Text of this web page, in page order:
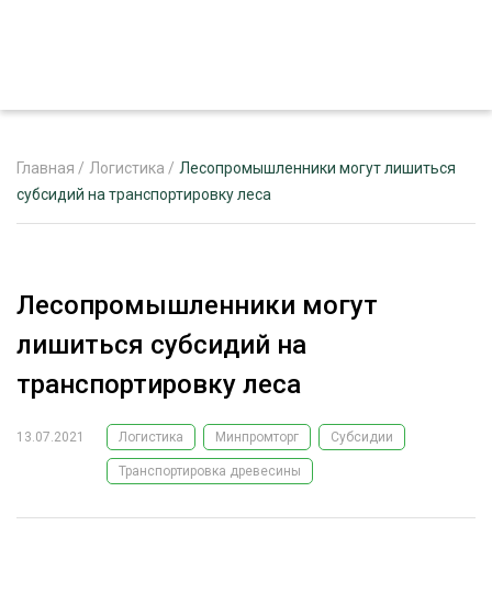
РЕКЛАМОДАТЕЛЯМ
ЛЕСНОЕ ХОЗЯЙСТВО
ЛЕСОЗАГОТОВКА
ОБРАБОТКА ДРЕВЕСИНЫ
ЭКСПЕРТНОЕ МНЕНИЕ
Главная / Логистика / Лесопромышленники могут лишиться
субсидий на транспортировку леса
Лесопромышленники могут
лишиться субсидий на
транспортировку леса
13.07.2021 Логистика Минпромторг Субсидии
Транспортировка древесины